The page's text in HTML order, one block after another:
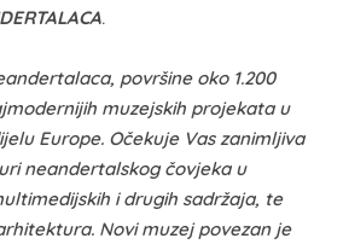
.
površine oko 1.200
muzejskih projekata u
Europe. Očekuje Vas zanimljiva
neandertalskog čovjeka u
i drugih sadržaja, te
Novi muzej povezan je